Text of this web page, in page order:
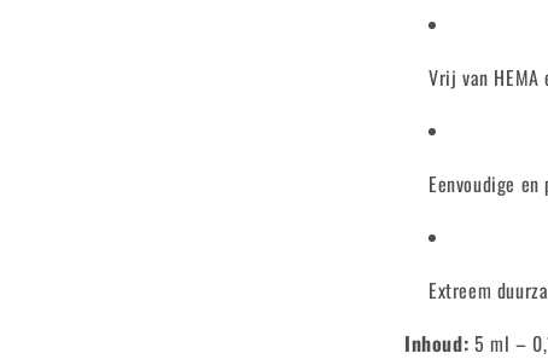
Vrij van HEMA
Eenvoudige
Extreem
Inhoud: 5 ml –